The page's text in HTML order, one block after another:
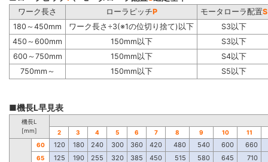
ワーク長さ ローラピッチP モータローラ配置S
180～450mm
ワーク長さ÷3(※1の位切り捨て)以下
S3以下
450～600mm
150mm以下
S3以下
600～750mm
150mm以下
S4以下
750mm～
150mm以下 S5以下
■機長L早見表
機長L
[mm]
2 3 4 5 6 7 8 9 10 11
60 120 180 240 300 360 420 480 540 600 660
65 125 190 255 320 385 450 515 580 645 710